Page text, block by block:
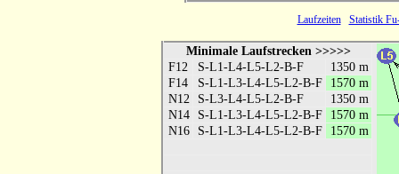
Laufzeiten Statistik
Minimale Laufstrecken >>>>>
F12
S-L1-L4-L5-L2-B-F
1350 m
F14
S-L1-L3-L4-L5-L2-B-F
1570 m
N12
S-L3-L4-L5-L2-B-F
1350 m
N14
S-L1-L3-L4-L5-L2-B-F
1570 m
N16
S-L1-L3-L4-L5-L2-B-F 1570 m